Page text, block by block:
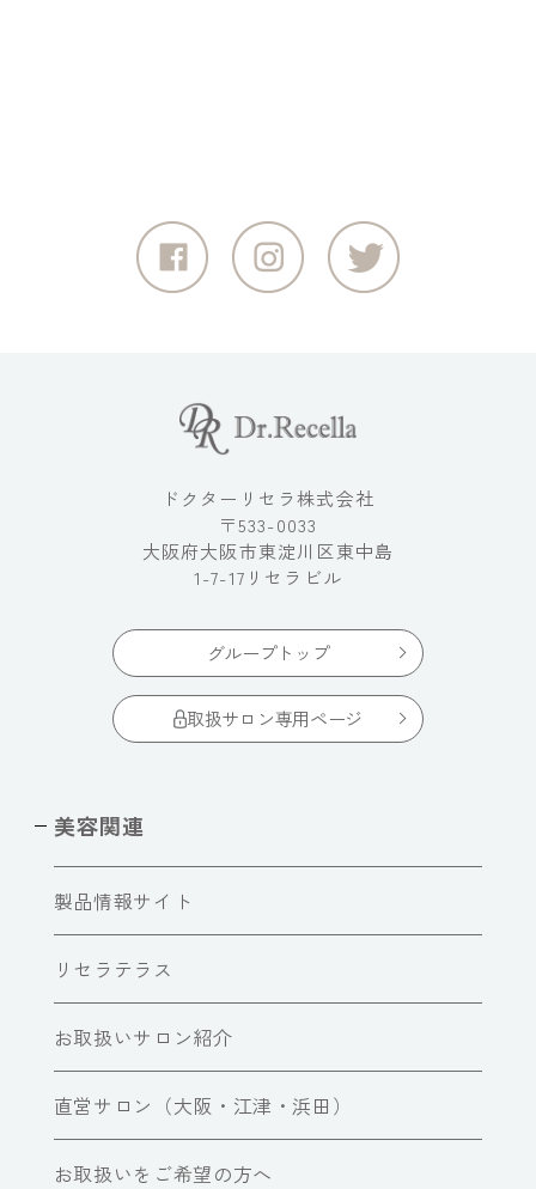
ドクターリセラ株式会社
〒533-0033
大阪府大阪市東淀川区東中島
1-7-17リセラビル
グループトップ
取扱サロン専用ページ
美容関連
製品情報サイト
リセラテラス
お取扱いサロン紹介
直営サロン（大阪・江津・浜田）
お取扱いをご希望の方へ